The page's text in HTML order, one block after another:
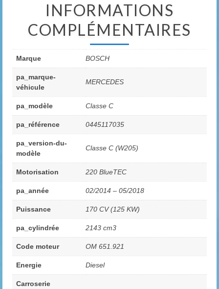
INFORMATIONS
COMPLÉMENTAIRES
Marque BOSCH
pa_marque-
véhicule
MERCEDES
pa_modèle Classe C
pa_référence 0445117035
pa_version-du-
modèle
Classe C (W205)
Motorisation 220 BlueTEC
pa_année 02/2014 – 05/2018
Puissance 170 CV (125 KW)
pa_cylindrée 2143 cm3
Code moteur OM 651.921
Energie Diesel
Carroserie